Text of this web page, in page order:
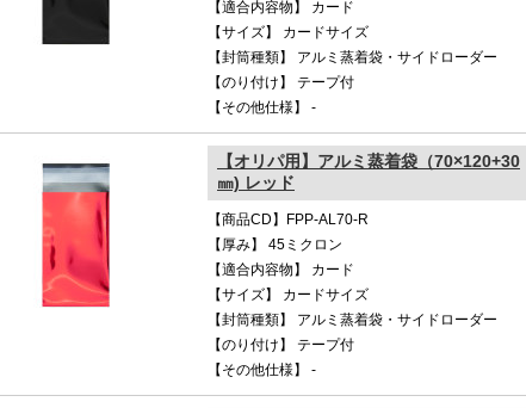
【適合内容物】 カード
【サイズ】 カードサイズ
【封筒種類】 アルミ蒸着袋・サイドローダー
【のり付け】 テープ付
【その他仕様】 -
【オリパ用】アルミ蒸着袋（70×120+30
㎜) レッド
【商品CD】FPP-AL70-R
【厚み】 45ミクロン
【適合内容物】 カード
【サイズ】 カードサイズ
【封筒種類】 アルミ蒸着袋・サイドローダー
【のり付け】 テープ付
【その他仕様】 -